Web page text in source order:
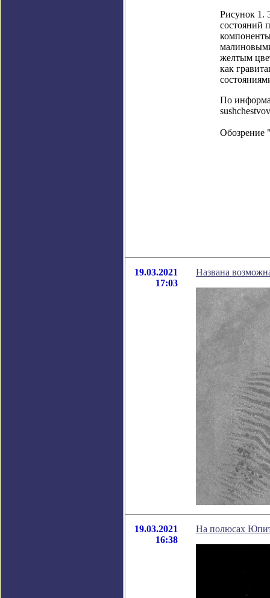
Рисунок 1.
состояний
желтым
как
По
Обозрение
19.03.2021
17:03
Названа
19.03.2021
16:38
На полюсах